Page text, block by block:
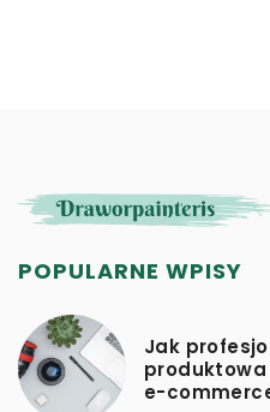
POPULARNE WPISY
Jak
produktowa
e-